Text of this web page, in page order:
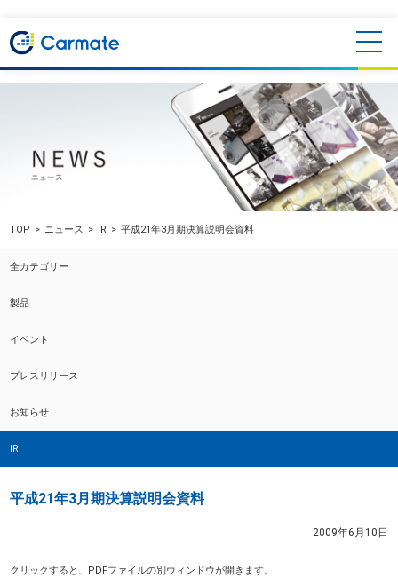
TOP ニュース IR 平成21年3月期決算説明会資料
全カテゴリー
製品
イベント
プレスリリース
お知らせ
IR
平成21年3月期決算説明会資料
2009年6月10日
クリックすると、PDFファイルの別ウィンドウが開きます。